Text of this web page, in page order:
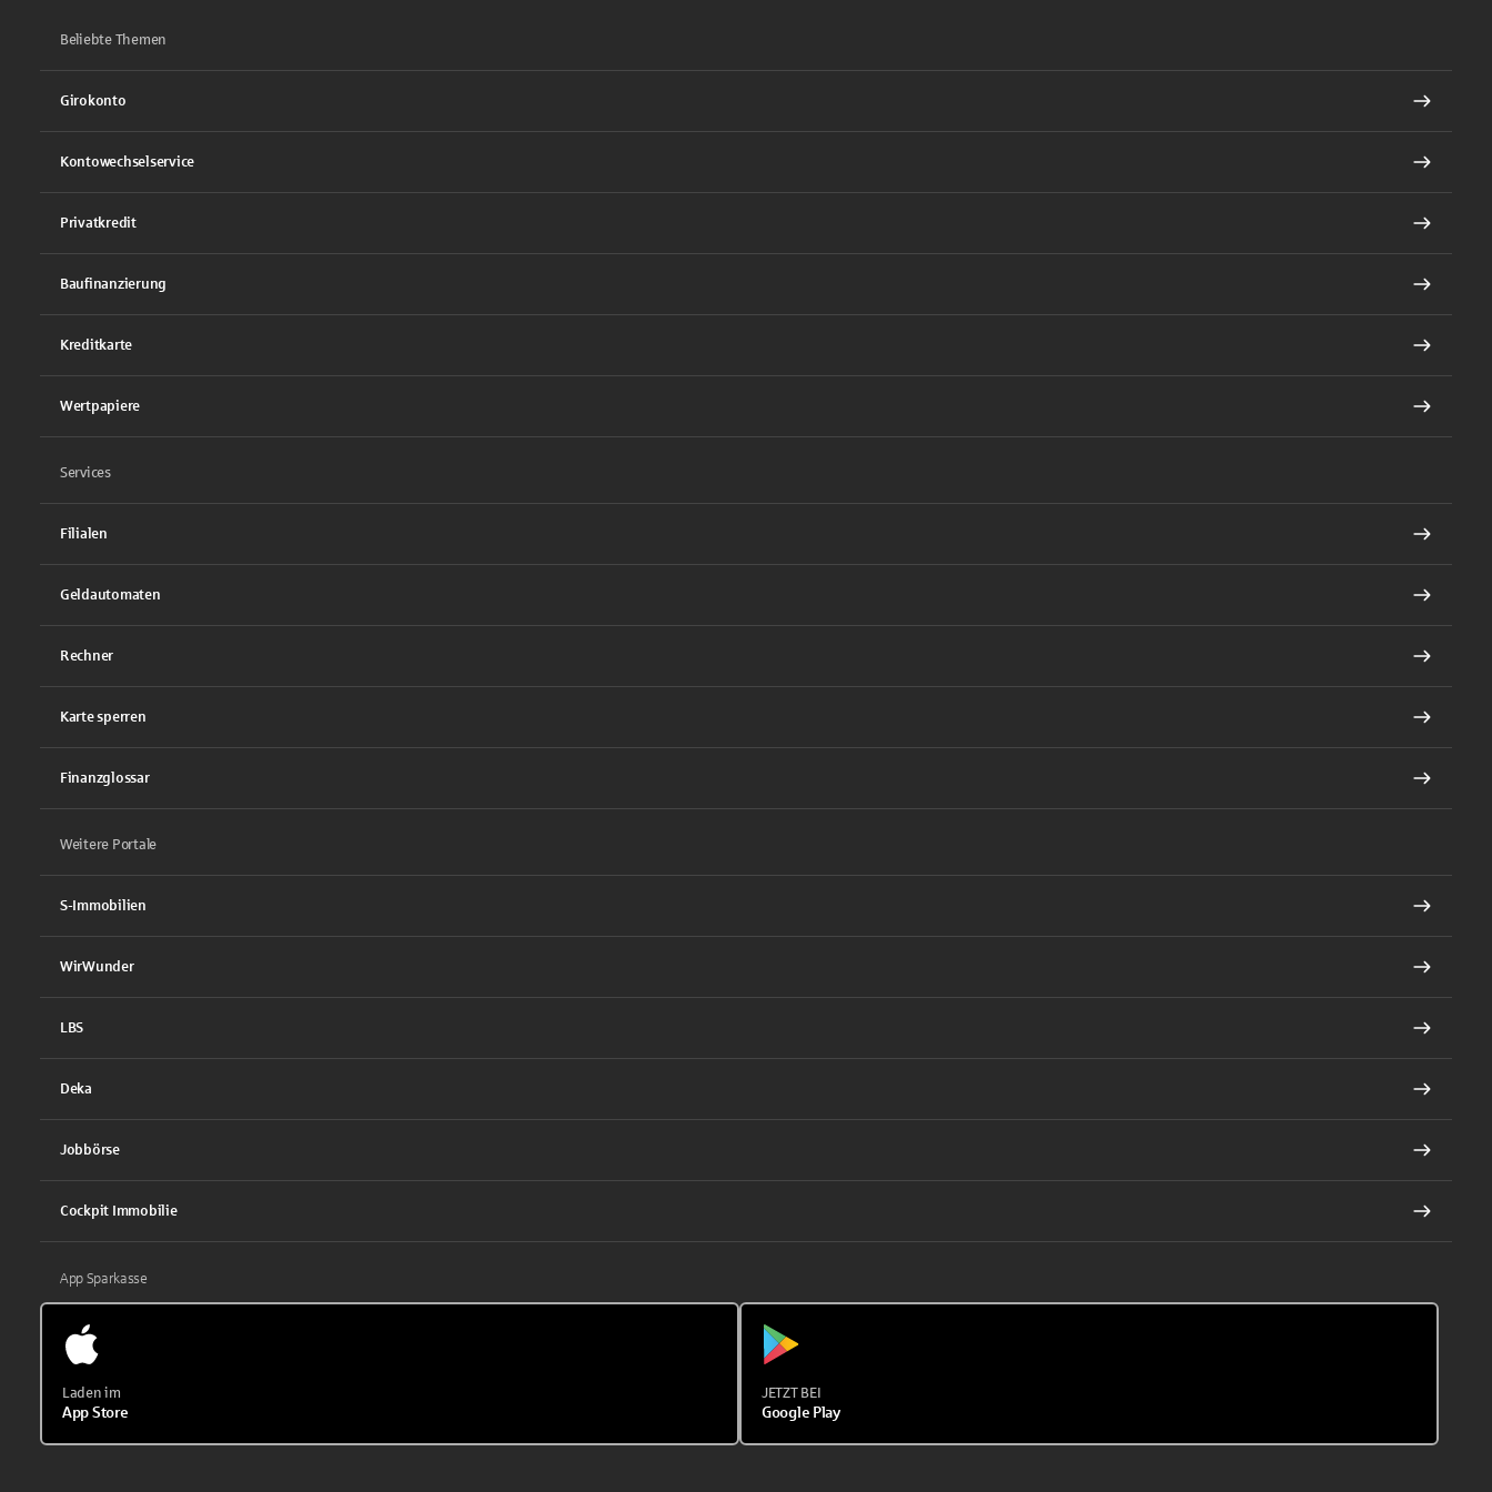
Beliebte Themen
Girokonto
Kontowechselservice
Privatkredit
Baufinanzierung
Kreditkarte
Wertpapiere
Services
Filialen
Geldautomaten
Rechner
Karte sperren
Finanzglossar
Weitere Portale
S-Immobilien
WirWunder
LBS
Deka
Jobbörse
Cockpit Immobilie
App Sparkasse
Laden im
App Store
JETZT BEI
Google Play